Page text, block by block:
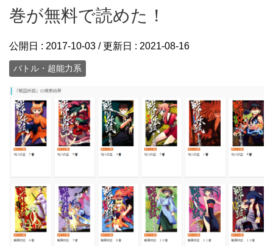
巻が無料で読めた！
公開日 : 2017-10-03 / 更新日 : 2021-08-16
バトル・超能力系